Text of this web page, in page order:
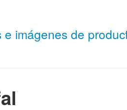
e imágenes de